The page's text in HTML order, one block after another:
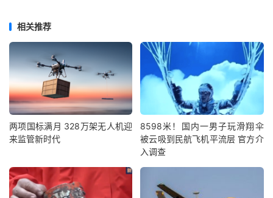
相关推荐
两项国标满月 328万架无人机迎
来监管新时代
8598米！国内一男子玩滑翔伞
被云吸到民航飞机平流层 官方介
入调查